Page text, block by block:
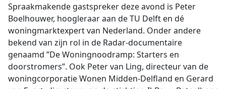
Spraakmakende gastspreker deze avond is Peter
Boelhouwer, hoogleraar aan de TU Delft en dé
woningmarktexpert van Nederland. Onder andere
bekend van zijn rol in de Radar-documentaire
genaamd ”De Woningnoodramp: Starters en
doorstromers”. Ook Peter van Ling, directeur van de
woningcorporatie Wonen Midden-Delfland en Gerard